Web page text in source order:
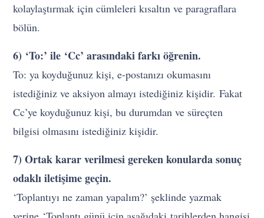
kolaylaştırmak için cümleleri kısaltın ve paragraflara
bölün.
6) ‘To:’ ile ‘Cc’ arasındaki farkı öğrenin.
To: ya koyduğunuz kişi, e-postanızı okumasını
istediğiniz ve aksiyon almayı istediğiniz kişidir. Fakat
Cc’ye koyduğunuz kişi, bu durumdan ve süreçten
bilgisi olmasını istediğiniz kişidir.
7) Ortak karar verilmesi gereken konularda sonuç
odaklı iletişime geçin.
‘Toplantıyı ne zaman yapalım?’ şeklinde yazmak